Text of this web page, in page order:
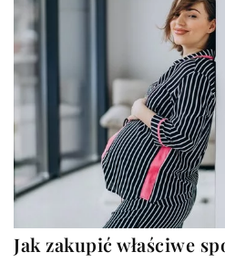
Jak zakupić właściwe